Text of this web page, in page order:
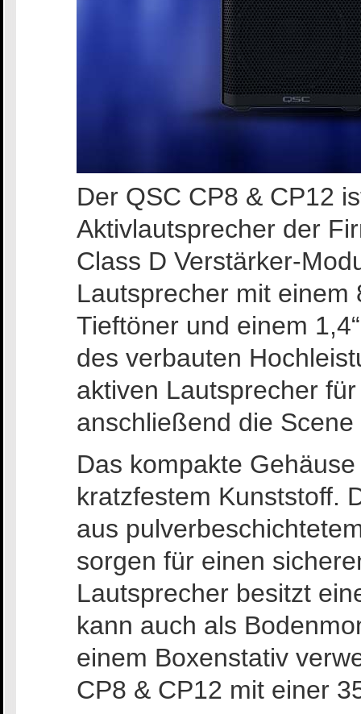
Der QSC CP8 & CP12
Aktivlautsprecher der
Class D Verstärker-
Lautsprecher mit einem
Tieftöner und einem
des verbauten
aktiven Lautsprecher
anschließend die
Das kompakte
kratzfestem Kunststoff.
aus
sorgen für einen
Lautsprecher besitzt
kann auch als
einem Boxenstativ
CP8 & CP12 mit einer